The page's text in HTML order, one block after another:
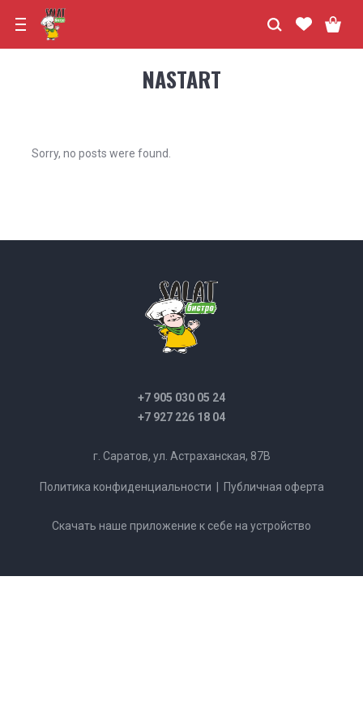
NASTART
Sorry, no posts were found.
+7 905 030 05 24
+7 927 226 18 04
г. Саратов, ул. Астраханская, 87В
Политика конфиденциальности Публичная оферта
Скачать наше приложение к себе на устройство